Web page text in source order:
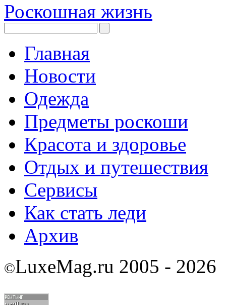
Роскошная жизнь
Главная
Новости
Одежда
Предметы роскоши
Красота и здоровье
Отдых и путешествия
Сервисы
Как стать леди
Архив
©LuxeMag.ru 2005 - 2026